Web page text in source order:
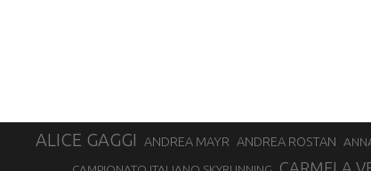
ALICE GAGGI ANDREA MAYR ANDREA ROSTAN
CARMELA